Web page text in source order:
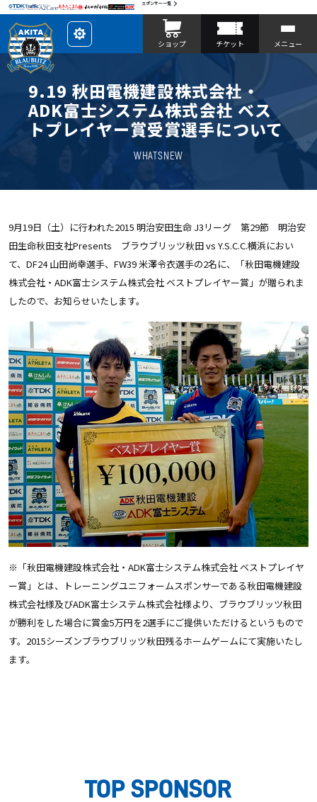
スポンサー一覧
レ
イ
ア
を
カ
ス
タ
マ
イ
ズ
ショップ チケット メニュー
9.19 秋田電機建設株式会社・
ADK富士システム株式会社 ベス
トプレイヤー賞受賞選手について
WHATSNEW
9月19日（土）に行われた2015 明治安田生命 J3リーグ 第29節 明治安
田生命秋田支社Presents ブラウブリッツ秋田 vs Y.S.C.C.横浜におい
て、DF24 山田尚幸選手、FW39 米澤令衣選手の2名に、「秋田電機建設
株式会社・ADK富士システム株式会社 ベストプレイヤー賞」が贈られま
したので、お知らせいたします。
※「秋田電機建設株式会社・ADK富士システム株式会社 ベストプレイヤ
ー賞」とは、トレーニングユニフォームスポンサーである秋田電機建設
株式会社様及びADK富士システム株式会社様より、ブラウブリッツ秋田
が勝利をした場合に賞金5万円を2選手にご提供いただけるというもので
す。2015シーズンブラウブリッツ秋田残るホームゲームにて実施いたし
ます。
TOP SPONSOR